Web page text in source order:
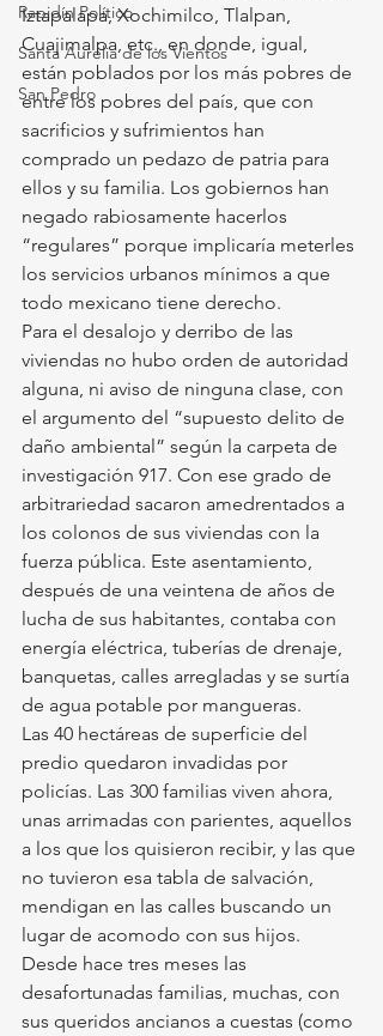
Rapidín Político
Santa Aurelia de los Vientos
San Pedro
Iztapalapa, Xochimilco, Tlalpan,
Cuajimalpa, etc., en donde, igual,
están poblados por los más pobres de
entre los pobres del país, que con
sacrificios y sufrimientos han
comprado un pedazo de patria para
ellos y su familia. Los gobiernos han
negado rabiosamente hacerlos
“regulares” porque implicaría meterles
los servicios urbanos mínimos a que
todo mexicano tiene derecho.
Para el desalojo y derribo de las
viviendas no hubo orden de autoridad
alguna, ni aviso de ninguna clase, con
el argumento del “supuesto delito de
daño ambiental” según la carpeta de
investigación 917. Con ese grado de
arbitrariedad sacaron amedrentados a
los colonos de sus viviendas con la
fuerza pública. Este asentamiento,
después de una veintena de años de
lucha de sus habitantes, contaba con
energía eléctrica, tuberías de drenaje,
banquetas, calles arregladas y se surtía
de agua potable por mangueras.
Las 40 hectáreas de superficie del
predio quedaron invadidas por
policías. Las 300 familias viven ahora,
unas arrimadas con parientes, aquellos
a los que los quisieron recibir, y las que
no tuvieron esa tabla de salvación,
mendigan en las calles buscando un
lugar de acomodo con sus hijos.
Desde hace tres meses las
desafortunadas familias, muchas, con
sus queridos ancianos a cuestas (como